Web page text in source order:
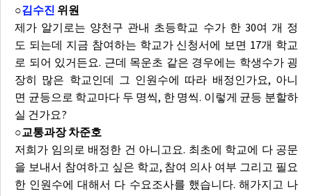
○김수진 위원
제가 알기로는 양천구 관내 초등학교 수가 한 30여 개 정
도 되는데 지금 참여하는 학교가 신청서에 보면 17개 학교
로 되어 있거든요. 근데 목운초 같은 경우에는 학생수가 굉
장히 많은 학교인데 그 인원수에 따라 배정인가요, 아니
면 균등으로 학교마다 두 명씩, 한 명씩. 이렇게 균등 분할하
실 건가요?
○교통과장 차준호
저희가 임의로 배정한 건 아니고요. 최초에 학교에 다 공문
을 보내서 참여하고 싶은 학교, 참여 의사 여부 그리고 필요
한 인원수에 대해서 다 수요조사를 했습니다. 해가지고 나